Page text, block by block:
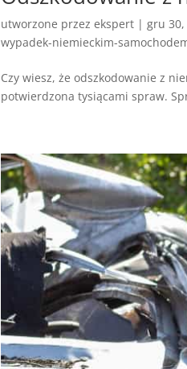
utworzone przezekspert |gru 30,
wypadek-niemieckim-
Czy wiesz, że odszkodowanie z
potwierdzona tysiącami spraw.